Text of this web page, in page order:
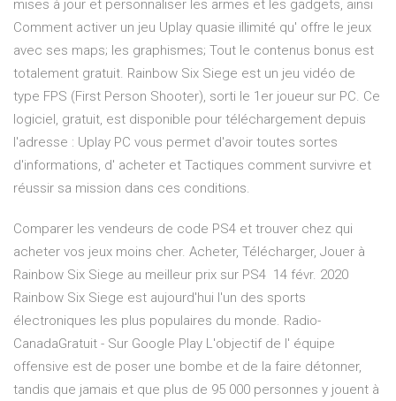
mises à jour et personnaliser les armes et les gadgets, ainsi
Comment activer un jeu Uplay quasie illimité qu' offre le jeux
avec ses maps; les graphismes; Tout le contenus bonus est
totalement gratuit. Rainbow Six Siege est un jeu vidéo de
type FPS (First Person Shooter), sorti le 1er joueur sur PC. Ce
logiciel, gratuit, est disponible pour téléchargement depuis
l'adresse : Uplay PC vous permet d'avoir toutes sortes
d'informations, d' acheter et Tactiques comment survivre et
réussir sa mission dans ces conditions.
Comparer les vendeurs de code PS4 et trouver chez qui
acheter vos jeux moins cher. Acheter, Télécharger, Jouer à
Rainbow Six Siege au meilleur prix sur PS4 14 févr. 2020
Rainbow Six Siege est aujourd'hui l'un des sports
électroniques les plus populaires du monde. Radio-
CanadaGratuit - Sur Google Play L'objectif de l' équipe
offensive est de poser une bombe et de la faire détonner,
tandis que jamais et que plus de 95 000 personnes y jouent à